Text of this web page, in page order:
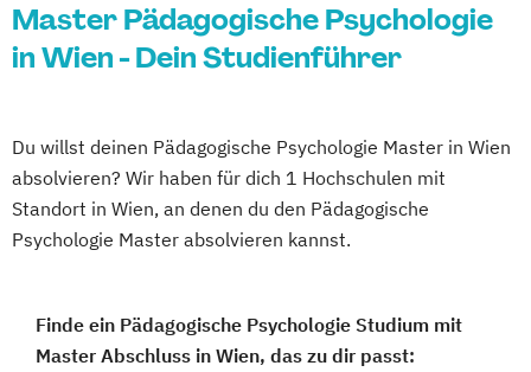
Master Pädagogische Psychologie
in Wien - Dein Studienführer
Du willst deinen Pädagogische Psychologie Master in Wien
absolvieren? Wir haben für dich 1 Hochschulen mit
Standort in Wien, an denen du den Pädagogische
Psychologie Master absolvieren kannst.
Finde ein Pädagogische Psychologie Studium mit
Master Abschluss in Wien, das zu dir passt: